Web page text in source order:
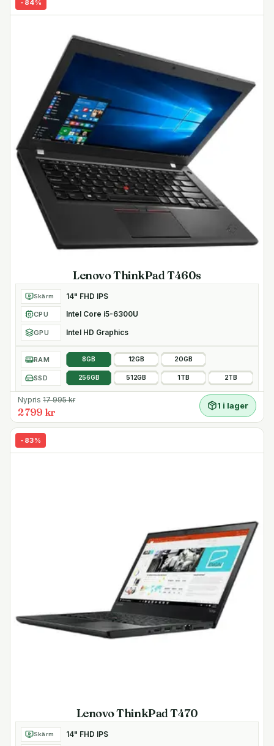
- 1x USB-C 3.1 Gen2-port med stöd för Thunderbolt 3,
- 1x USB-A 3.2 Gen1-port
- Integrerad microSD-minneskortsläsare
- Dual-band Intel AX 201 WiFi 6-ax , Bluetooth 5.1
Fler egenskaper
- Windows 10/11 Pro 64-bitars förinstallerat
- 720p HD-webbkamera
- Pekplatta med multitouchkapacitet
- Noble Wedge-säkerhetslås
- TPM 2.0-säkerhetschip
- Dell ExpressCharge ladder upp till 80%
batterikapacitet på under en timm
- 84%
Lenovo ThinkPad T460s
Skärm 14" FHD IPS
CPU Intel Core i5-6300U
GPU Intel HD Graphics
RAM 8GB 12GB 20GB
SSD 256GB 512GB 1TB 2TB
Nypris 17 995kr
2 799 kr
1 i lager
- 83%
Lenovo ThinkPad T470
Skärm 14" FHD IPS